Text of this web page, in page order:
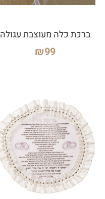
ברכת כלה מעוצבת עגולה
₪99